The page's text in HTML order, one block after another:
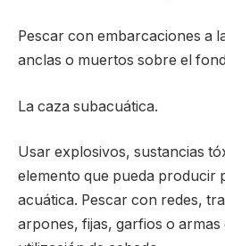
Pescar con embarcaciones a
anclas o muertos sobre el
La caza subacuática.
Usar explosivos, sustancias
elemento que pueda producir
acuática. Pescar con redes,
arpones, fijas, garfios o armas